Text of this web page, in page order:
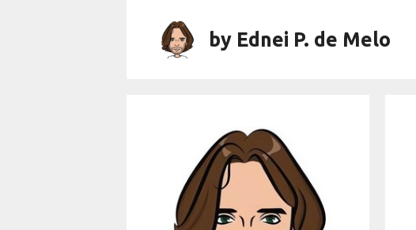
by Ednei P. de Melo